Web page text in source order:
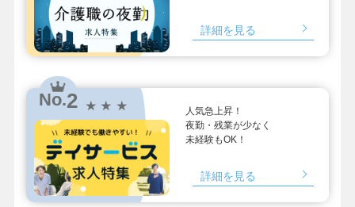
詳細を見る
No.2 ★ ★ ★
人気急上昇！
夜勤・残業が少なく
未経験もOK！
詳細を見る